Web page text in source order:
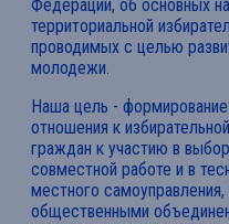
Федерации, об основных
территориальной
проводимых с целью
молодежи.
Наша цель - формирование
отношения к
граждан к участию в
совместной работе и в
местного
общественными